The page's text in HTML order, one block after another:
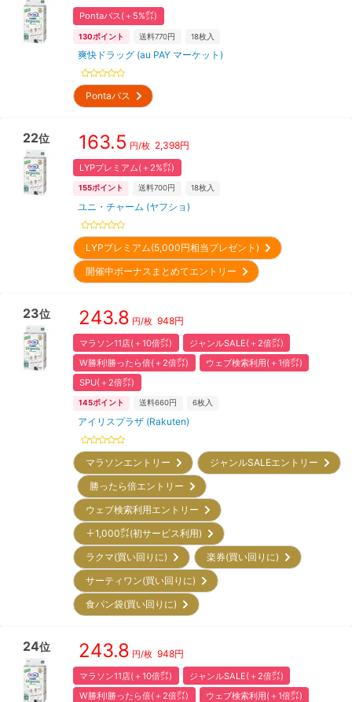
Pontaパス(＋5%㌽)
130ポイント 送料770円 18枚入
爽快ドラッグ (au PAY マーケット)
Pontaパス
22位 163.5 円/枚 2,398円
LYPプレミアム(＋2%㌽)
155ポイント 送料700円 18枚入
ユニ・チャーム (ヤフショ)
LYPプレミアム(5,000円相当プレゼント)
開催中ボーナスまとめてエントリー
23位 243.8 円/枚 948円
マラソン11店(＋10倍㌽)
ジャンルSALE(＋2倍㌽)
W勝利!勝ったら倍(＋2倍㌽)
ウェブ検索利用(＋1倍㌽)
SPU(＋2倍㌽)
145ポイント 送料660円 6枚入
アイリスプラザ (Rakuten)
マラソンエントリー
ジャンルSALEエントリー
勝ったら倍エントリー
ウェブ検索利用エントリー
＋1,000㌽(初サービス利用)
ラクマ(買い回りに)
楽券(買い回りに)
サーティワン(買い回りに)
食パン袋(買い回りに)
24位 243.8 円/枚 948円
マラソン11店(＋10倍㌽)
ジャンルSALE(＋2倍㌽)
W勝利!勝ったら倍(＋2倍㌽)
ウェブ検索利用(＋1倍㌽)